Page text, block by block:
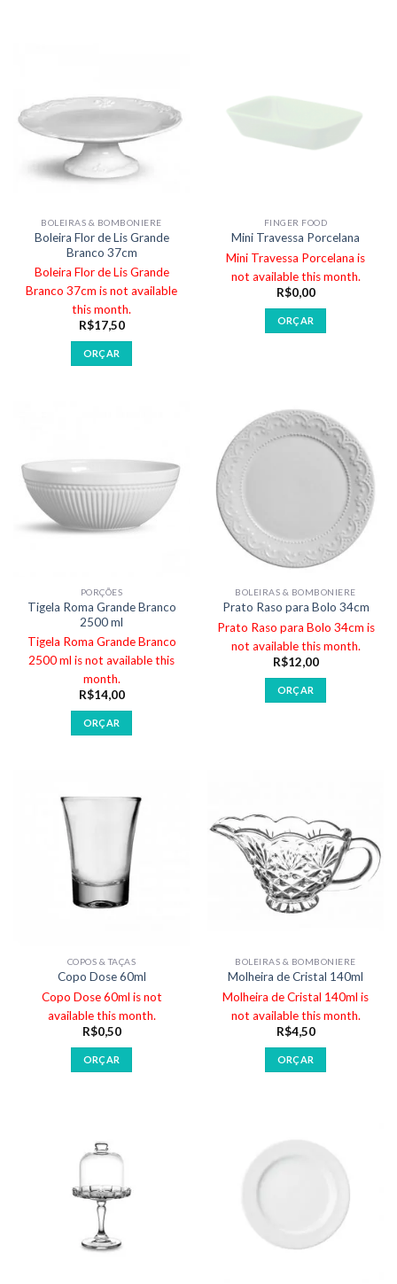
BOLEIRAS & BOMBONIERE
Boleira Flor de Lis Grande
Branco 37cm
Boleira Flor de Lis Grande
Branco 37cm is not available
this month.
R$17,50
ORÇAR
FINGER FOOD
Mini Travessa Porcelana
Mini Travessa Porcelana is
not available this month.
R$0,00
ORÇAR
PORÇÕES
Tigela Roma Grande Branco
2500 ml
Tigela Roma Grande Branco
2500 ml is not available this
month.
R$14,00
ORÇAR
BOLEIRAS & BOMBONIERE
Prato Raso para Bolo 34cm
Prato Raso para Bolo 34cm is
not available this month.
R$12,00
ORÇAR
COPOS & TAÇAS
Copo Dose 60ml
Copo Dose 60ml is not
available this month.
R$0,50
ORÇAR
BOLEIRAS & BOMBONIERE
Molheira de Cristal 140ml
Molheira de Cristal 140ml is
not available this month.
R$4,50
ORÇAR